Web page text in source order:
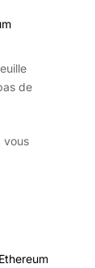
de
vous